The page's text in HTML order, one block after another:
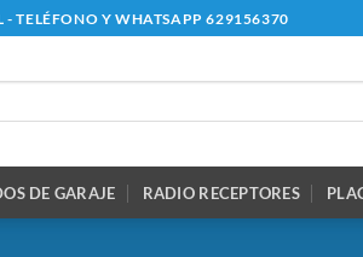
- TELÉFONO Y WHATSAPP 629156370
DE GARAJE RADIO RECEPTORES